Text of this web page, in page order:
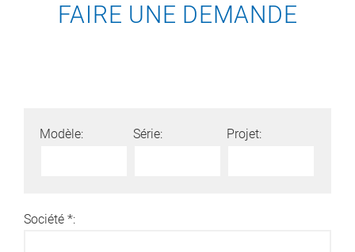
FAIRE UNE DEMANDE
Modèle: Série: Projet:
Société*: